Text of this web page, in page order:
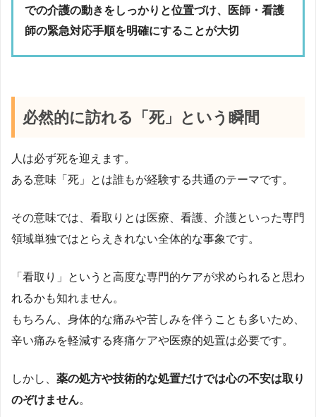
での介護の動きをしっかりと位置づけ、医師・看護
師の緊急対応手順を明確にすることが大切
必然的に訪れる「死」という瞬間
人は必ず死を迎えます。
ある意味「死」とは誰もが経験する共通のテーマです。
その意味では、看取りとは医療、看護、介護といった専門
領域単独ではとらえきれない全体的な事象です。
「看取り」というと高度な専門的ケアが求められると思わ
れるかも知れません。
もちろん、身体的な痛みや苦しみを伴うことも多いため、
辛い痛みを軽減する疼痛ケアや医療的処置は必要です。
しかし、 薬の処方や技術的な処置だけでは心の不安は取り
のぞけません。